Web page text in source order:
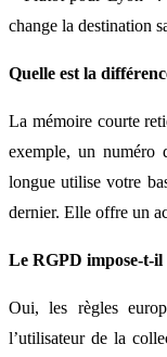
change la destination
Quelle est la
La mémoire courte
exemple, un numéro
longue utilise votre
dernier. Elle offre un
Le RGPD impose-t-il
Oui, les règles
l’utilisateur de la